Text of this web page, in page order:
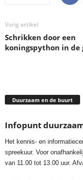
Vorig artikel
Schrikken door een
koningspython in de
Duurzaam en de buurt
Infopunt
Het kennis- en
spreekuur. Voor
van 11.00 tot 13.00 uur.